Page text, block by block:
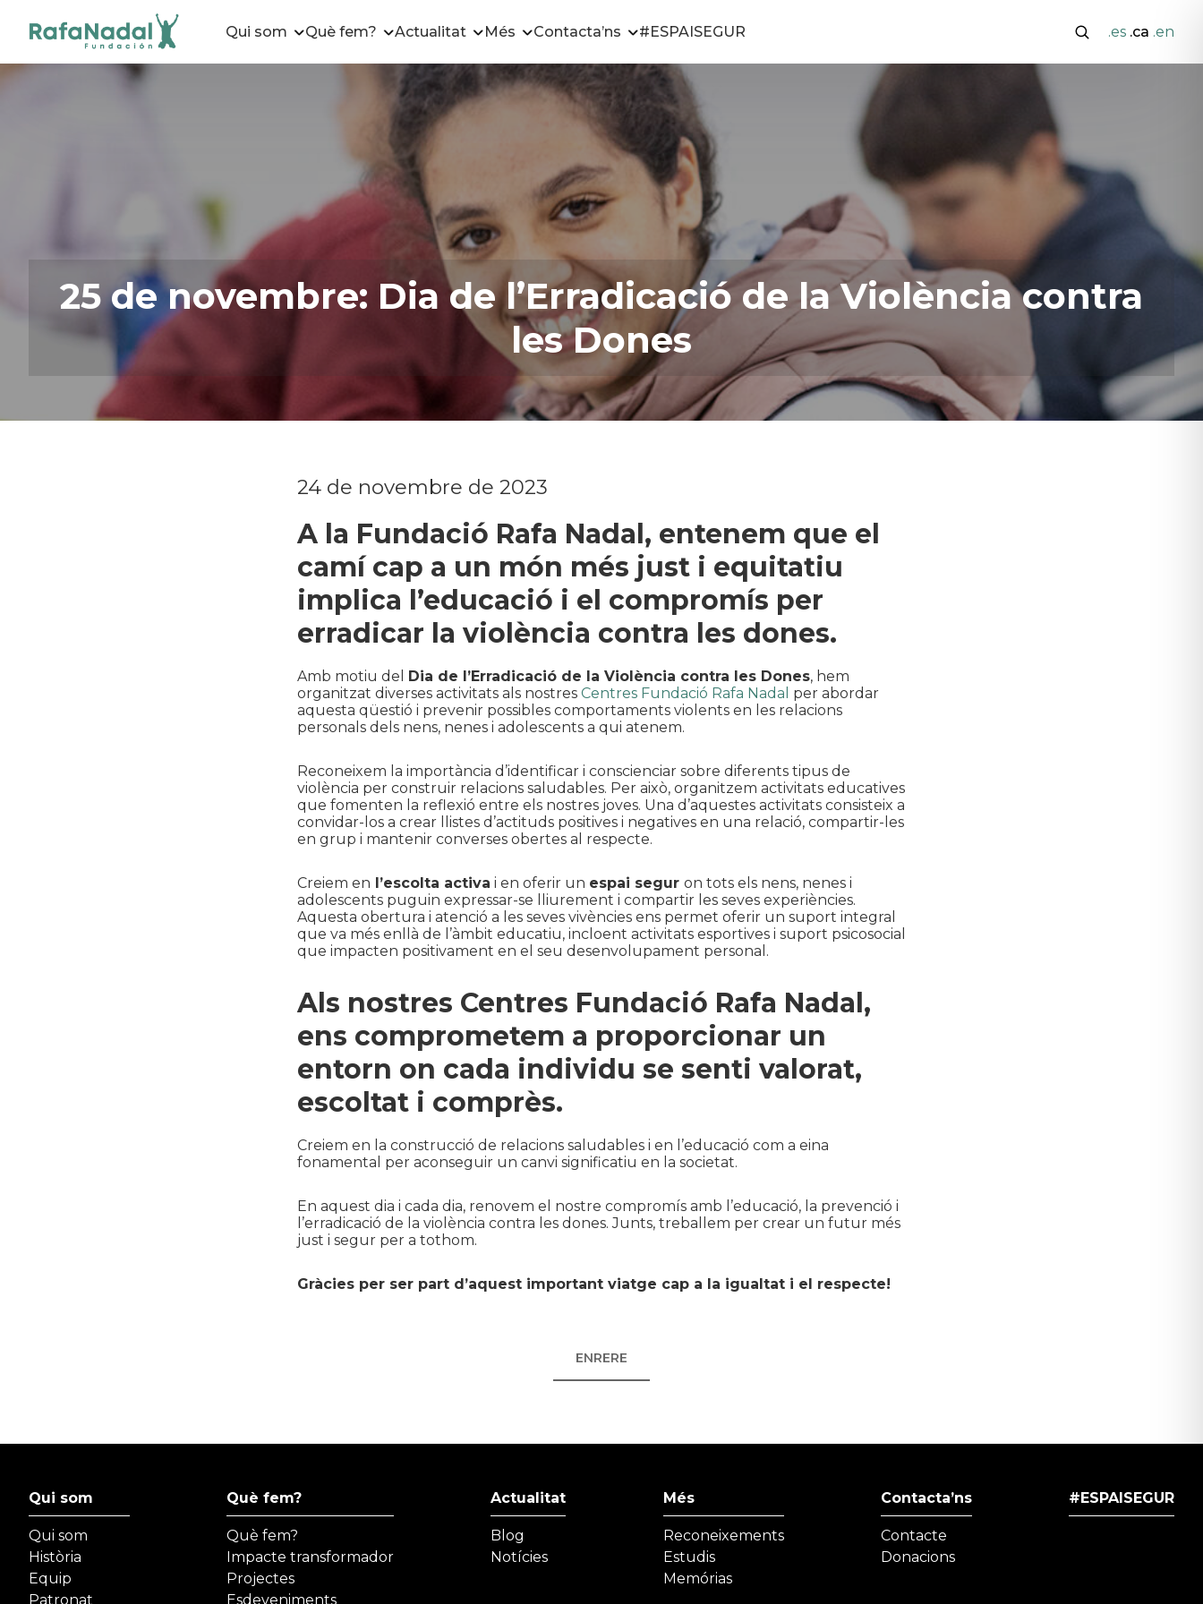
Qui som Què fem? Actualitat Més Contacta’ns #ESPAISEGUR .es .ca .en
25 de novembre: Dia de l’Erradicació de la Violència contra
les Dones
24 de novembre de 2023
A la Fundació Rafa Nadal, entenem que el
camí cap a un món més just i equitatiu
implica l’educació i el compromís per
erradicar la violència contra les dones.
Amb motiu del Dia de l’Erradicació de la Violència contra les Dones, hem
organitzat diverses activitats als nostres Centres Fundació Rafa Nadal per abordar
aquesta qüestió i prevenir possibles comportaments violents en les relacions
personals dels nens, nenes i adolescents a qui atenem.
Reconeixem la importància d’identificar i conscienciar sobre diferents tipus de
violència per construir relacions saludables. Per això, organitzem activitats educatives
que fomenten la reflexió entre els nostres joves. Una d’aquestes activitats consisteix a
convidar-los a crear llistes d’actituds positives i negatives en una relació, compartir-les
en grup i mantenir converses obertes al respecte.
Creiem en l’escolta activa i en oferir un espai segur on tots els nens, nenes i
adolescents puguin expressar-se lliurement i compartir les seves experiències.
Aquesta obertura i atenció a les seves vivències ens permet oferir un suport integral
que va més enllà de l’àmbit educatiu, incloent activitats esportives i suport psicosocial
que impacten positivament en el seu desenvolupament personal.
Als nostres Centres Fundació Rafa Nadal,
ens comprometem a proporcionar un
entorn on cada individu se senti valorat,
escoltat i comprès.
Creiem en la construcció de relacions saludables i en l’educació com a eina
fonamental per aconseguir un canvi significatiu en la societat.
En aquest dia i cada dia, renovem el nostre compromís amb l’educació, la prevenció i
l’erradicació de la violència contra les dones. Junts, treballem per crear un futur més
just i segur per a tothom.
Gràcies per ser part d’aquest important viatge cap a la igualtat i el respecte!
ENRERE
Qui som
Qui som
Història
Equip
Patronat
Què fem?
Què fem?
Impacte transformador
Projectes
Esdeveniments
Actualitat
Blog
Notícies
Més
Reconeixements
Estudis
Memórias
Contacta’ns
Contacte
Donacions
#ESPAISEGUR